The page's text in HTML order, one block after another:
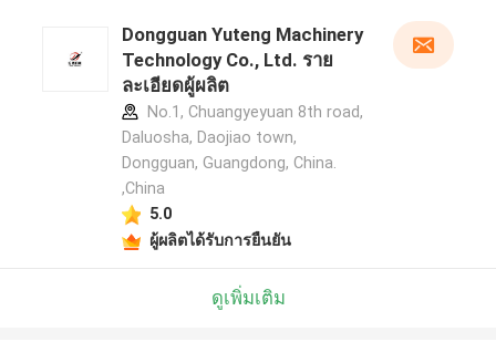
Dongguan Yuteng Machinery
Technology Co., Ltd. ราย
ละเอียดผู้ผลิต
No.1, Chuangyeyuan 8th road,
Daluosha, Daojiao town,
Dongguan, Guangdong, China.
,China
5.0
ผู้ผลิตได้รับการยืนยัน
ดูเพิ่มเติม